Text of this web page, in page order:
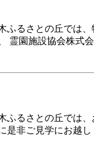
ふるさとの丘では
霊園施設協会株
ふるさとの丘では
是非ご見学にお越